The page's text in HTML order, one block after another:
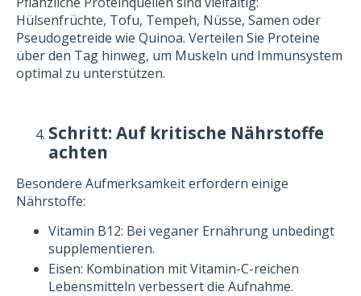
Hülsenfrüchte, Tofu, Tempeh, Nüsse, Samen oder
Pseudogetreide wie Quinoa. Verteilen Sie Proteine
über den Tag hinweg, um Muskeln und Immunsystem
optimal zu unterstützen.
Schritt: Auf kritische Nährstoffe
achten
Besondere Aufmerksamkeit erfordern einige
Nährstoffe:
Vitamin B12: Bei veganer Ernährung unbedingt
supplementieren.
Eisen: Kombination mit Vitamin-C-reichen
Lebensmitteln verbessert die Aufnahme.